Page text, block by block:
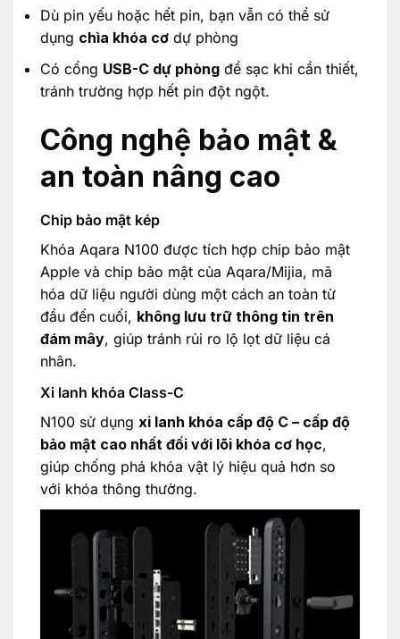
Dù pin yếu hoặc hết pin, bạn vẫn có thể sử
dụng chìa khóa cơdự phòng
Có cổng USB-C dự phòngđể sạc khi cần thiết,
tránh trường hợp hết pin đột ngột.
Công nghệ bảo mật &
an toàn nâng cao
Chip bảo mật kép
Khóa Aqara N100 được tích hợp chip bảo mật
Apple và chip bảo mật của Aqara/Mijia, mã
hóa dữ liệu người dùng một cách an toàn từ
đầu đến cuối, không lưu trữ thông tin trên
đám mây, giúp tránh rủi ro lộ lọt dữ liệu cá
nhân.
Xi lanh khóa Class-C
N100 sử dụng xi lanh khóa cấp độ C – cấp độ
bảo mật cao nhất đối với lõi khóa cơ học,
giúp chống phá khóa vật lý hiệu quả hơn so
với khóa thông thường.